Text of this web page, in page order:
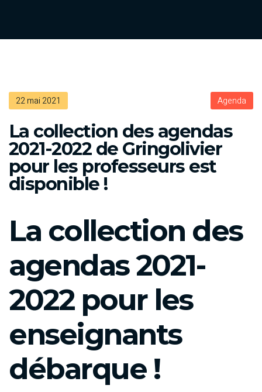
22 mai 2021 Agenda
La collection des agendas
2021-2022 de Gringolivier
pour les professeurs est
disponible !
La collection des
agendas 2021-
2022 pour les
enseignants
débarque !